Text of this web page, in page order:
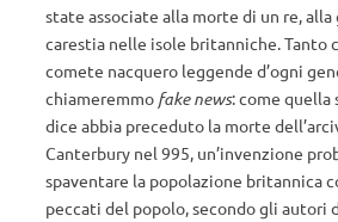
state associate alla morte di un re, alla
carestia nelle isole britanniche. Tanto
comete nacquero leggende d’ogni
chiameremmo fake news: come quella
dice abbia preceduto la morte
Canterbury nel 995, un’invenzione
spaventare la popolazione britannica
peccati del popolo, secondo gli autori